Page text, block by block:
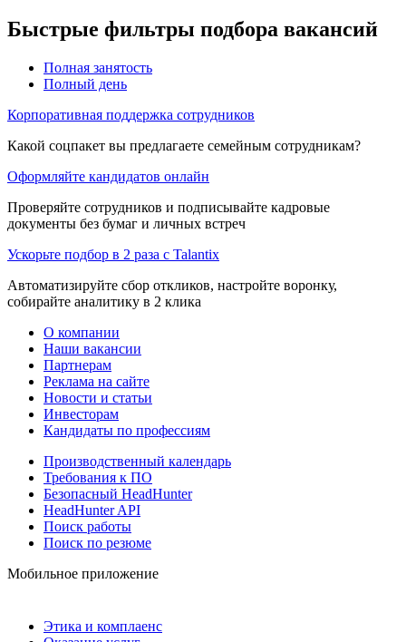
Быстрые фильтры подбора вакансий
Полная занятость
Полный день
Корпоративная поддержка сотрудников
Какой соцпакет вы предлагаете семейным сотрудникам?
Оформляйте кандидатов онлайн
Проверяйте сотрудников и подписывайте кадровые
документы без бумаг и личных встреч
Ускорьте подбор в 2 раза с Talantix
Автоматизируйте сбор откликов, настройте воронку,
собирайте аналитику в 2 клика
О компании
Наши вакансии
Партнерам
Реклама на сайте
Новости и статьи
Инвесторам
Кандидаты по профессиям
Производственный календарь
Требования к ПО
Безопасный HeadHunter
HeadHunter API
Поиск работы
Поиск по резюме
Мобильное приложение
Этика и комплаенс